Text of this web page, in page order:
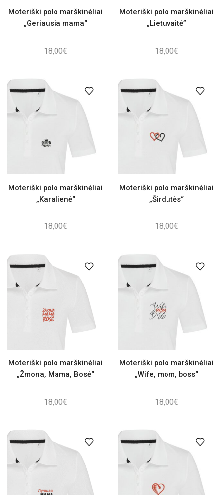
Moteriški polo marškinėliai
„Geriausia mama“
18,00€
Moteriški polo marškinėliai
„Lietuvaitė”
18,00€
Moteriški polo marškinėliai
„Karalienė“
18,00€
Moteriški polo marškinėliai
„Širdutės“
18,00€
Moteriški polo marškinėliai
„Žmona, Mama, Bosė“
18,00€
Moteriški polo marškinėliai
„Wife, mom, boss“
18,00€